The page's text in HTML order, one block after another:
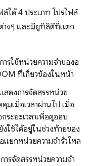
ได้ 4 ประเภท โปรไฟล์
างๆ และมียูทิลิตีที่แตก
รใช้หน่วยความจำของอ
ที่เกี่ยวข้องในหน้า
สดงการจัดสรรหน่วย
มเมื่อเวลาผ่านไป เมื่อ
ะยะเวลาเพื่อดูออบ
ใช้ได้อยู่ในช่วงท้ายของ
ยกหน่วยความจำรั่วไหล
รจัดสรรหน่วยความจํา